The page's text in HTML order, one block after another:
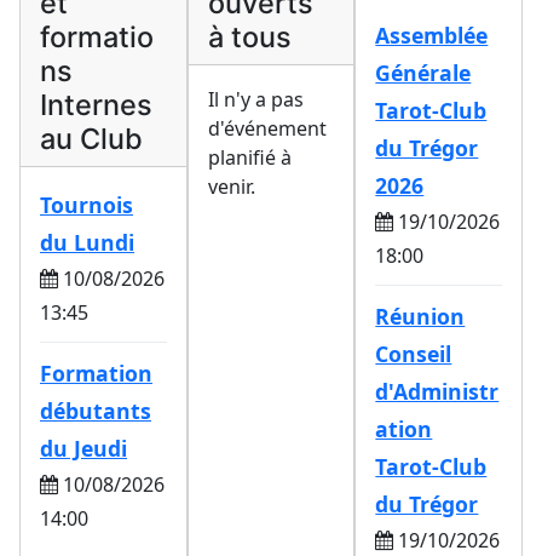
formatio
ns
Internes
au Club
Tournois
du Lundi
10/08/2026
13:45
Formation
débutants
du Jeudi
10/08/2026
14:00
à tous
Il n'y a pas
d'événement
planifié à
venir.
Assemblée
Générale
Tarot-Club
du Trégor
2026
19/10/2026
18:00
Réunion
Conseil
d'Administr
ation
Tarot-Club
du Trégor
19/10/2026